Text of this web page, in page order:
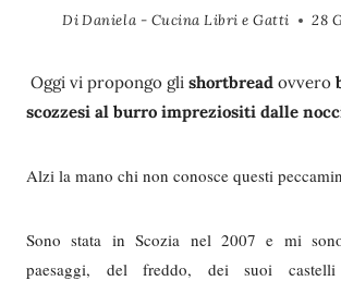
Di Daniela - Cucina Libri e Gatti 28
Oggi vi propongo gli shortbread ovvero
scozzesi al burro impreziositi dalle
Alzi la mano chi non conosce questi
Sono stata in Scozia nel 2007 e mi
paesaggi, del freddo, dei suoi